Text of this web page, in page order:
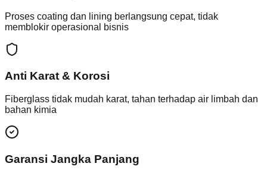
Proses coating dan lining berlangsung cepat, tidak
memblokir operasional bisnis
Anti Karat & Korosi
Fiberglass tidak mudah karat, tahan terhadap air limbah dan
bahan kimia
Garansi Jangka Panjang